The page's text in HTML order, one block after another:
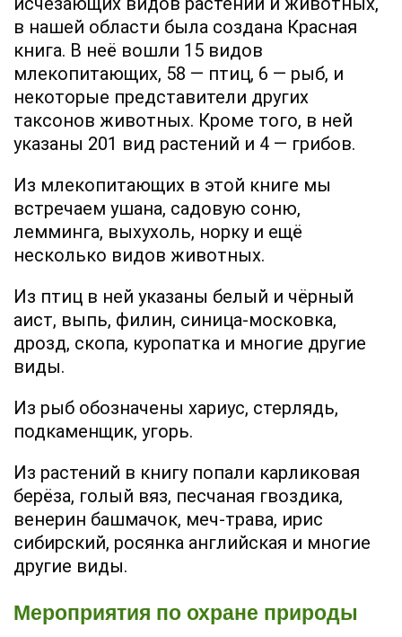
в нашей области была создана Красная
книга. В неё вошли 15 видов
млекопитающих, 58 — птиц, 6 — рыб, и
некоторые представители других
таксонов животных. Кроме того, в ней
указаны 201 вид растений и 4 — грибов.
Из млекопитающих в этой книге мы
встречаем ушана, садовую соню,
лемминга, выхухоль, норку и ещё
несколько видов животных.
Из птиц в ней указаны белый и чёрный
аист, выпь, филин, синица-московка,
дрозд, скопа, куропатка и многие другие
виды.
Из рыб обозначены хариус, стерлядь,
подкаменщик, угорь.
Из растений в книгу попали карликовая
берёза, голый вяз, песчаная гвоздика,
венерин башмачок, меч-трава, ирис
сибирский, росянка английская и многие
другие виды.
Мероприятия по охране природы